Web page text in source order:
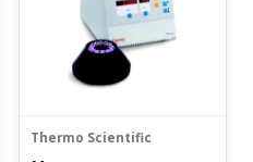
Thermo Scientific